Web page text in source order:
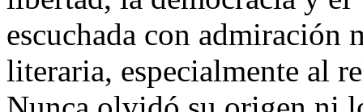
escuchada con admiración
literaria, especialmente al